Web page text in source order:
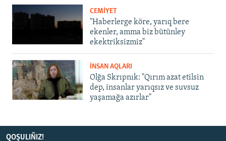
CEMİYET
"Haberlerge köre, yarıq bere
ekenler, amma biz bütünley
ekektriksizmiz"
İNSAN AQLARI
Olğa Skrıpnık: "Qırım azat etilsin
dep, insanlar yarıqsız ve suvsuz
yaşamağa azırlar"
QOŞULIÑIZ!